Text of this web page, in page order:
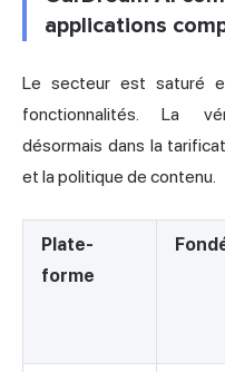
applications
Le secteur est saturé
fonctionnalités. La
désormais dans la
et la politique de contenu.
Plate-
forme